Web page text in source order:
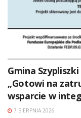
Gmina
„Gotowi na
wsparcie w
7 SIERPNIA 2026